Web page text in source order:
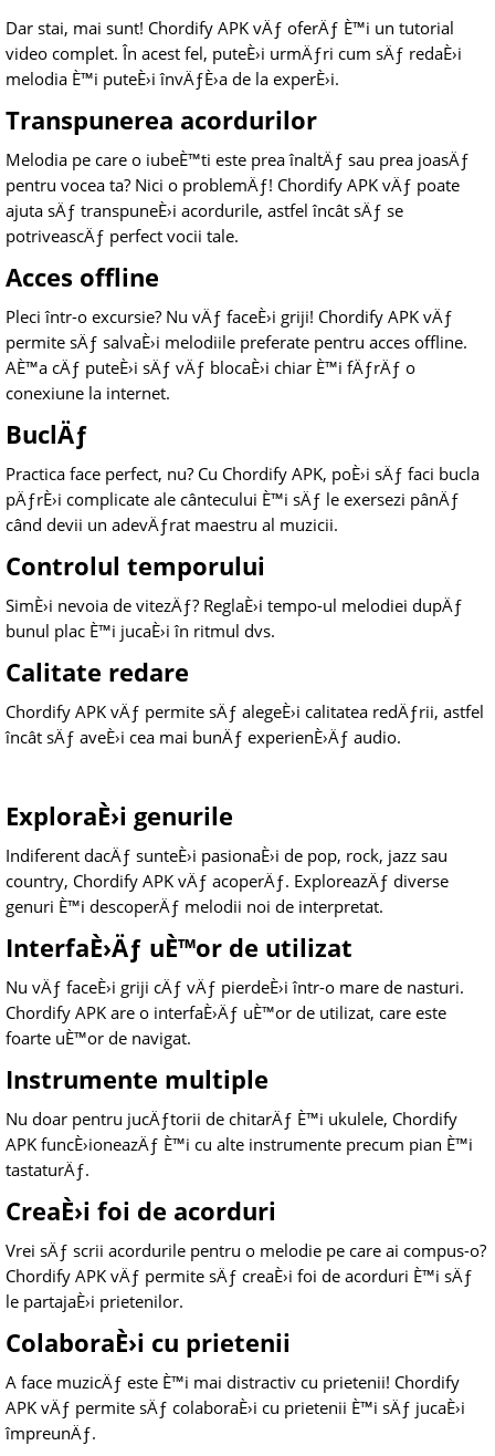
Dar stai, mai sunt! Chordify APK vÄƒ oferÄƒ È™i un tutorial
video complet. În acest fel, puteÈ›i urmÄƒri cum sÄƒ redaÈ›i
melodia È™i puteÈ›i învÄƒÈ›a de la experÈ›i.
Transpunerea acordurilor
Melodia pe care o iubeÈ™ti este prea înaltÄƒ sau prea joasÄƒ
pentru vocea ta? Nici o problemÄƒ! Chordify APK vÄƒ poate
ajuta sÄƒ transpuneÈ›i acordurile, astfel încât sÄƒ se
potriveascÄƒ perfect vocii tale.
Acces offline
Pleci într-o excursie? Nu vÄƒ faceÈ›i griji! Chordify APK vÄƒ
permite sÄƒ salvaÈ›i melodiile preferate pentru acces offline.
AÈ™a cÄƒ puteÈ›i sÄƒ vÄƒ blocaÈ›i chiar È™i fÄƒrÄƒ o
conexiune la internet.
BuclÄƒ
Practica face perfect, nu? Cu Chordify APK, poÈ›i sÄƒ faci bucla
pÄƒrÈ›i complicate ale cântecului È™i sÄƒ le exersezi pânÄƒ
când devii un adevÄƒrat maestru al muzicii.
Controlul temporului
SimÈ›i nevoia de vitezÄƒ? ReglaÈ›i tempo-ul melodiei dupÄƒ
bunul plac È™i jucaÈ›i în ritmul dvs.
Calitate redare
Chordify APK vÄƒ permite sÄƒ alegeÈ›i calitatea redÄƒrii, astfel
încât sÄƒ aveÈ›i cea mai bunÄƒ experienÈ›Äƒ audio.
ExploraÈ›i genurile
Indiferent dacÄƒ sunteÈ›i pasionaÈ›i de pop, rock, jazz sau
country, Chordify APK vÄƒ acoperÄƒ. ExploreazÄƒ diverse
genuri È™i descoperÄƒ melodii noi de interpretat.
InterfaÈ›Äƒ uÈ™or de utilizat
Nu vÄƒ faceÈ›i griji cÄƒ vÄƒ pierdeÈ›i într-o mare de nasturi.
Chordify APK are o interfaÈ›Äƒ uÈ™or de utilizat, care este
foarte uÈ™or de navigat.
Instrumente multiple
Nu doar pentru jucÄƒtorii de chitarÄƒ È™i ukulele, Chordify
APK funcÈ›ioneazÄƒ È™i cu alte instrumente precum pian È™i
tastaturÄƒ.
CreaÈ›i foi de acorduri
Vrei sÄƒ scrii acordurile pentru o melodie pe care ai compus-o?
Chordify APK vÄƒ permite sÄƒ creaÈ›i foi de acorduri È™i sÄƒ
le partajaÈ›i prietenilor.
ColaboraÈ›i cu prietenii
A face muzicÄƒ este È™i mai distractiv cu prietenii! Chordify
APK vÄƒ permite sÄƒ colaboraÈ›i cu prietenii È™i sÄƒ jucaÈ›i
împreunÄƒ.